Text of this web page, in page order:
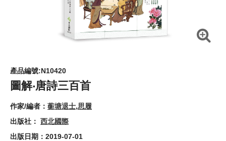
產品編號:N10420
圖解‧唐詩三百首
作家/編者： 蘅塘退士,思履
出版社： 西北國際
出版日期：2019-07-01